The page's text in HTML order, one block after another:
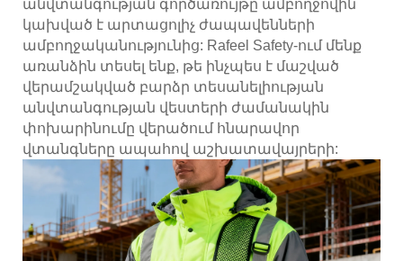
անվտանգության գործառույթը ամբողջովին
կախված է արտացոլիչ ժապավենների
ամբողջականությունից: Rafeel Safety-ում մենք
առանձին տեսել ենք, թե ինչպես է մաշված
վերամշակված բարձր տեսանելիության
անվտանգության վեստերի ժամանակին
փոխարինումը վերածում հնարավոր
վտանգները ապահով աշխատավայրերի: